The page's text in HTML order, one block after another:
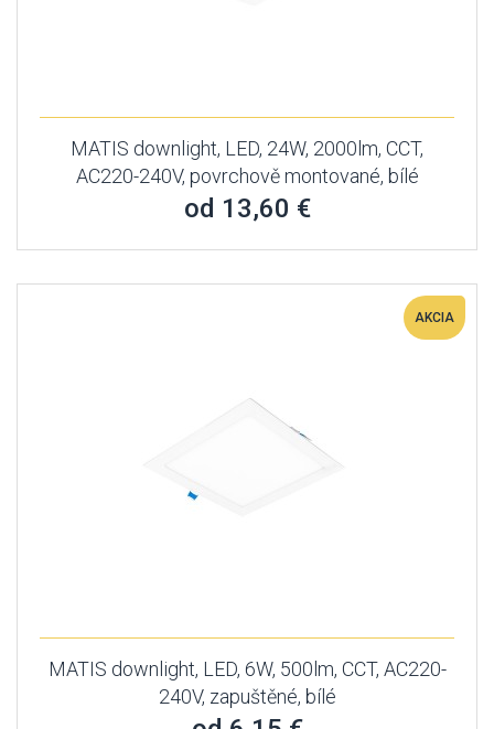
MATIS downlight, LED, 24W, 2000lm, CCT,
AC220-240V, povrchově montované, bílé
od 13,60 €
AKCIA
MATIS downlight, LED, 6W, 500lm, CCT, AC220-
240V, zapuštěné, bílé